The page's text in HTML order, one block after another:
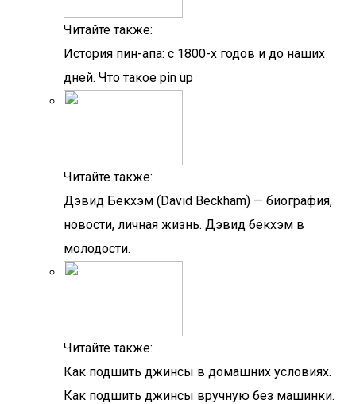
Читайте также:
История пин-апа: с 1800-х годов и до наших
дней. Что такое pin up
Читайте также:
Дэвид Бекхэм (David Beckham) — биография,
новости, личная жизнь. Дэвид бекхэм в
молодости.
Читайте также:
Как подшить джинсы в домашних условиях.
Как подшить джинсы вручную без машинки.